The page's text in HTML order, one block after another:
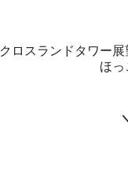
クロスランド タワー
ほっ